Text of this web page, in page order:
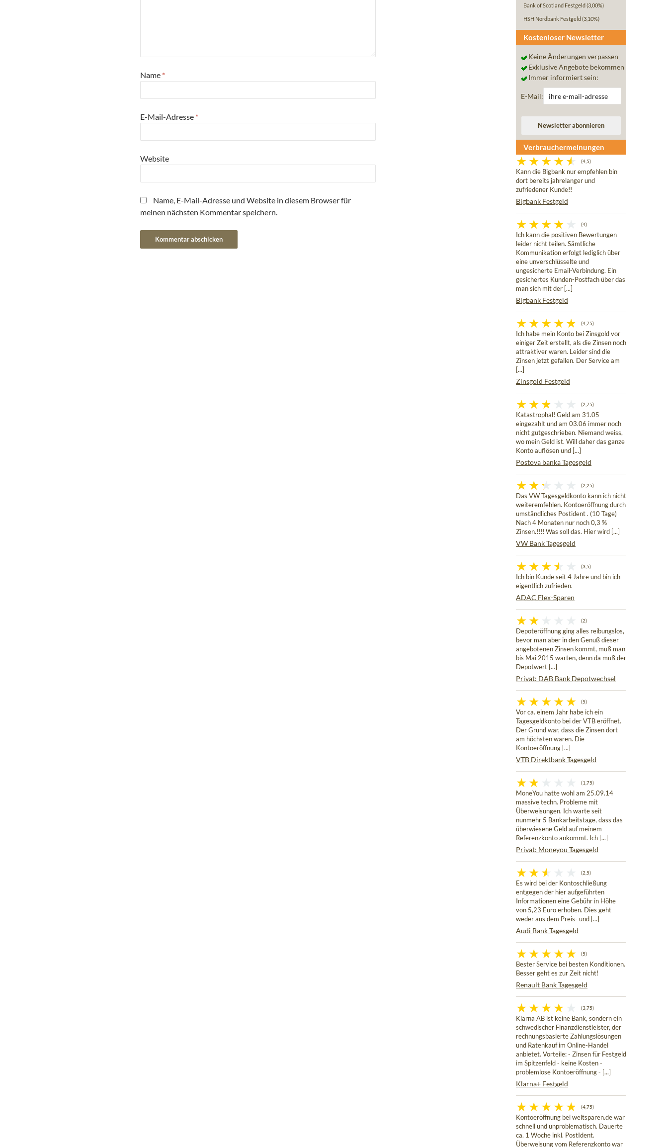
Name *
E-Mail-Adresse *
Website
Name, E-Mail-Adresse und Website in diesem Browser für
meinen nächsten Kommentar speichern.
Bank of Scotland Festgeld (3,00%)
HSH Nordbank Festgeld (3,10%)
Kostenloser Newsletter
Keine Änderungen verpassen
Exklusive Angebote bekommen
Immer informiert sein:
E-Mail:
Verbrauchermeinungen
(4,5)
Kann die Bigbank nur empfehlen bin
dort bereits jahrelanger und
zufriedener Kunde!!
Bigbank Festgeld
(4)
Ich kann die positiven Bewertungen
leider nicht teilen. Sämtliche
Kommunikation erfolgt lediglich über
eine unverschlüsselte und
ungesicherte Email-Verbindung. Ein
gesichertes Kunden-Postfach über das
man sich mit der [...]
Bigbank Festgeld
(4,75)
Ich habe mein Konto bei Zinsgold vor
einiger Zeit erstellt, als die Zinsen noch
attraktiver waren. Leider sind die
Zinsen jetzt gefallen. Der Service am
[...]
Zinsgold Festgeld
(2,75)
Katastrophal! Geld am 31.05
eingezahlt und am 03.06 immer noch
nicht gutgeschrieben. Niemand weiss,
wo mein Geld ist. Will daher das ganze
Konto auflösen und [...]
Postova banka Tagesgeld
(2,25)
Das VW Tagesgeldkonto kann ich nicht
weiteremfehlen. Kontoeröffnung durch
umständliches Postident . (10 Tage)
Nach 4 Monaten nur noch 0,3 %
Zinsen.!!!! Was soll das. Hier wird [...]
VW Bank Tagesgeld
(3,5)
Ich bin Kunde seit 4 Jahre und bin ich
eigentlich zufrieden.
ADAC Flex-Sparen
(2)
Depoteröffnung ging alles reibungslos,
bevor man aber in den Genuß dieser
angebotenen Zinsen kommt, muß man
bis Mai 2015 warten, denn da muß der
Depotwert [...]
Privat: DAB Bank Depotwechsel
(5)
Vor ca. einem Jahr habe ich ein
Tagesgeldkonto bei der VTB eröffnet.
Der Grund war, dass die Zinsen dort
am höchsten waren. Die
Kontoeröffnung [...]
VTB Direktbank Tagesgeld
(1,75)
MoneYou hatte wohl am 25.09.14
massive techn. Probleme mit
Überweisungen. Ich warte seit
nunmehr 5 Bankarbeitstage, dass das
überwiesene Geld auf meinem
Referenzkonto ankommt. Ich [...]
Privat: Moneyou Tagesgeld
(2,5)
Es wird bei der Kontoschließung
entgegen der hier aufgeführten
Informationen eine Gebühr in Höhe
von 5,23 Euro erhoben. Dies geht
weder aus dem Preis- und [...]
Audi Bank Tagesgeld
(5)
Bester Service bei besten Konditionen.
Besser geht es zur Zeit nicht!
Renault Bank Tagesgeld
(3,75)
Klarna AB ist keine Bank, sondern ein
schwedischer Finanzdienstleister, der
rechnungsbasierte Zahlungslösungen
und Ratenkauf im Online-Handel
anbietet. Vorteile: - Zinsen für Festgeld
im Spitzenfeld - keine Kosten -
problemlose Kontoeröffnung - [...]
Klarna+ Festgeld
(4,75)
Kontoeröffnung bei weltsparen.de war
schnell und unproblematisch. Dauerte
ca. 1 Woche inkl. PostIdent.
Überweisung vom Referenzkonto war